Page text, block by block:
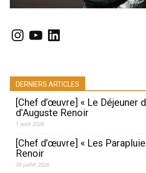
Instagram
YouTubeLinkedIn
DERNIERS ARTICLES
[Chef d’œuvre] « Le Déjeuner
d’Auguste Renoir
1 août 2026
[Chef d’œuvre] « Les
Renoir
30 juillet 2026